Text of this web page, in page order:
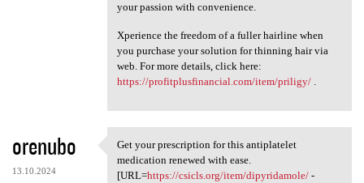
your passion with convenience.
Xperience the freedom of a fuller hairline when
you purchase your solution for thinning hair via
web. For more details, click here:
https://profitplusfinancial.com/item/priligy/.
orenubo
13.10.2024
Get your prescription for
Get your prescription for this antiplatelet
medication renewed with ease.
[URL=https://csicls.org/item/dipyridamole/-